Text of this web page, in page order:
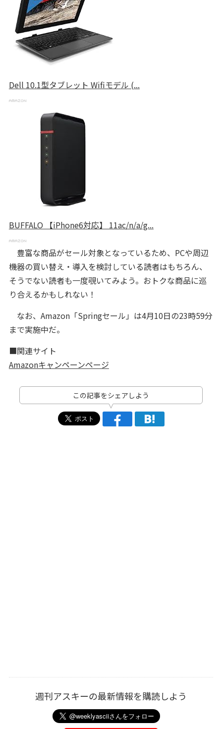
Dell 10.1型タブレット Wifiモデル (...
BUFFALO 【iPhone6対応】 11ac/n/a/g...
豊富な商品がセール対象となっているため、PCや周辺
機器の買い替え・導入を検討している読者はもちろん、
そうでない読者も一度覗いてみよう。おトクな商品に巡
り合えるかもしれない！
なお、Amazon「Springセール」は4月10日の23時59分
まで実施中だ。
■関連サイト
Amazonキャンペーンページ
この記事をシェアしよう
週刊アスキーの最新情報を購読しよう